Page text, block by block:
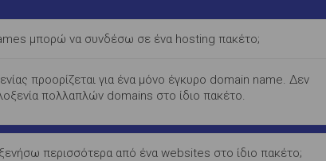
μπορώ να συνδέσω σε ένα hosting πακέτο;
προορίζεται για ένα μόνο έγκυρο domain name. Δεν
πολλαπλών domains στο ίδιο πακέτο.
περισσότερα από ένα websites στο ίδιο πακέτο;